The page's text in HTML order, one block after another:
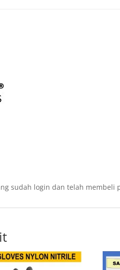
sudah login dan telah